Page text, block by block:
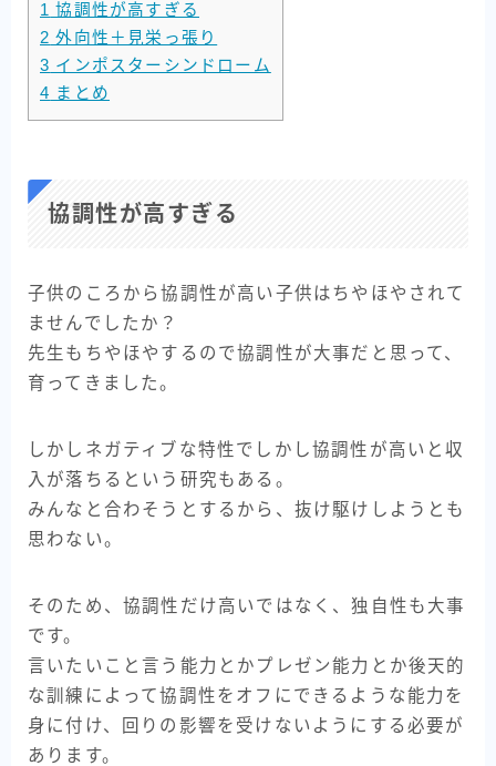
1 協調性が高すぎる
2 外向性＋見栄っ張り
3 インポスターシンドローム
4 まとめ
協調性が高すぎる
子供のころから協調性が高い子供はちやほやされて
ませんでしたか？
先生もちやほやするので協調性が大事だと思って、
育ってきました。
しかしネガティブな特性でしかし協調性が高いと収
入が落ちるという研究もある。
みんなと合わそうとするから、抜け駆けしようとも
思わない。
そのため、協調性だけ高いではなく、独自性も大事
です。
言いたいこと言う能力とかプレゼン能力とか後天的
な訓練によって協調性をオフにできるような能力を
身に付け、回りの影響を受けないようにする必要が
あります。